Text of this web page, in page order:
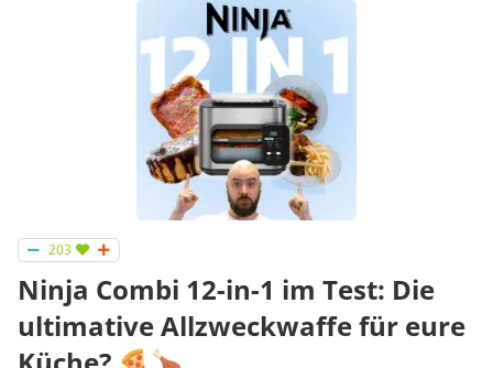
203
Ninja Combi 12-in-1 im Test: Die
ultimative Allzweckwaffe für eure